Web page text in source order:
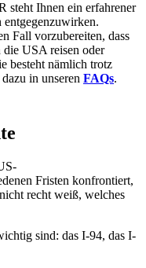
Ihnen ein erfahrener
entgegenzuwirken.
Fall vorzubereiten, dass
USA reisen oder
besteht nämlich trotz
in unseren FAQs.
Fristen konfrontiert,
recht weiß, welches
sind: das I-94, das I-